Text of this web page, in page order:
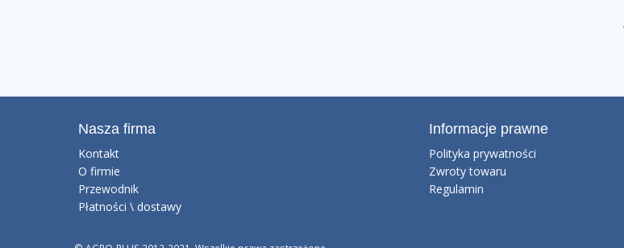
Nasza firma
Kontakt
O firmie
Przewodnik
Płatności \ dostawy
Informacje prawne
Polityka prywatności
Zwroty towaru
Regulamin